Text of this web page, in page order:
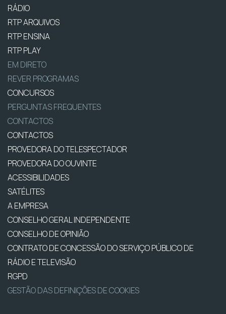
RÁDIO
RTP ARQUIVOS
RTP ENSINA
RTP PLAY
EM DIRETO
REVER PROGRAMAS
CONCURSOS
PERGUNTAS FREQUENTES
CONTACTOS
CONTACTOS
PROVEDORA DO TELESPECTADOR
PROVEDORA DO OUVINTE
ACESSIBILIDADES
SATÉLITES
A EMPRESA
CONSELHO GERAL INDEPENDENTE
CONSELHO DE OPINIÃO
CONTRATO DE CONCESSÃO DO SERVIÇO PÚBLICO DE
RÁDIO E TELEVISÃO
RGPD
GESTÃO DAS DEFINIÇÕES DE COOKIES